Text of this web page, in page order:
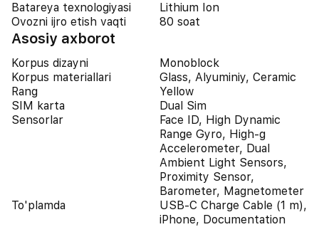
Batareya texnologiyasi
Lithium Ion
Ovozni ijro etish vaqti
80 soat
Asosiy axborot
Korpus dizayni
Monoblock
Korpus materiallari
Glass, Alyuminiy, Ceramic
Rang
Yellow
SIM karta
Dual Sim
Sensorlar
Face ID, High Dynamic
Range Gyro, High-g
Accelerometer, Dual
Ambient Light Sensors,
Proximity Sensor,
Barometer, Magnetometer
To'plamda
USB-C Charge Cable (1 m),
iPhone, Documentation